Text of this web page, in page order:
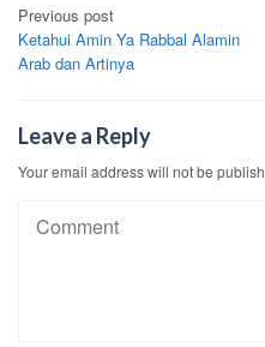
Post
navigation
Previous post
Ketahui Amin Ya Rabbal Alamin
Arab dan Artinya
Leave a Reply
Your email address will not be